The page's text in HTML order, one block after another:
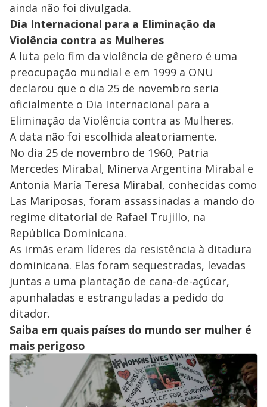
ainda não foi divulgada.
Dia Internacional para a Eliminação da
Violência contra as Mulheres
A luta pelo fim da violência de gênero é uma
preocupação mundial e em 1999 a ONU
declarou que o dia 25 de novembro seria
oficialmente o Dia Internacional para a
Eliminação da Violência contra as Mulheres.
A data não foi escolhida aleatoriamente.
No dia 25 de novembro de 1960, Patria
Mercedes Mirabal, Minerva Argentina Mirabal e
Antonia María Teresa Mirabal, conhecidas como
Las Mariposas, foram assassinadas a mando do
regime ditatorial de Rafael Trujillo, na
República Dominicana.
As irmãs eram líderes da resistência à ditadura
dominicana. Elas foram sequestradas, levadas
juntas a uma plantação de cana-de-açúcar,
apunhaladas e estranguladas a pedido do
ditador.
Saiba em quais países do mundo ser mulher é
mais perigoso